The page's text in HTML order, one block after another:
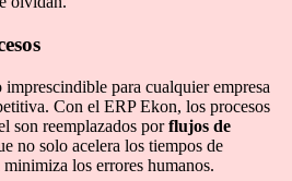
para cualquier empresa
Con el ERP Ekon, los procesos
son reemplazados porflujos de
no solo acelera los tiempos de
los errores humanos.